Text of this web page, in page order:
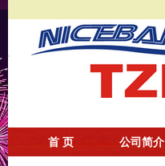
首 页 公司简介